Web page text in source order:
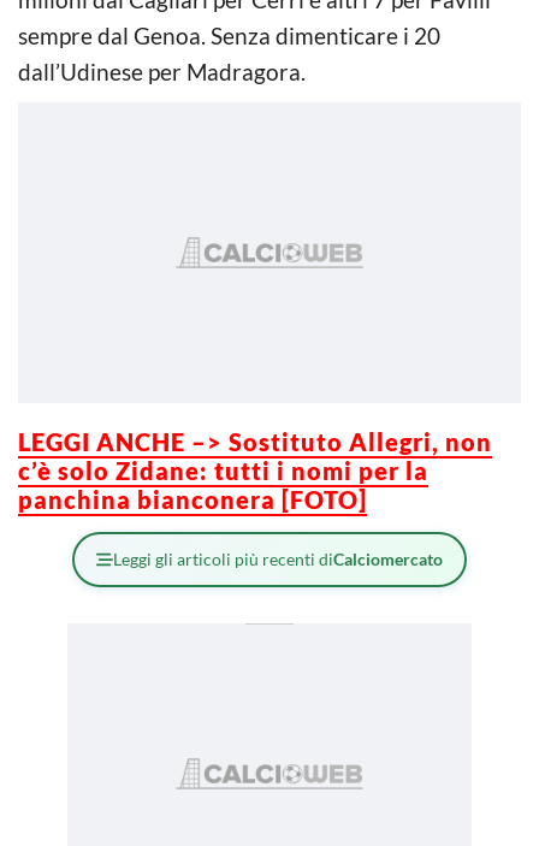
sempre dal Genoa. Senza dimenticare i 20
dall’Udinese per Madragora.
LEGGI ANCHE –> Sostituto Allegri, non
c’è solo Zidane: tutti i nomi per la
panchina bianconera [FOTO]
Leggi gli articoli più recenti diCalciomercato